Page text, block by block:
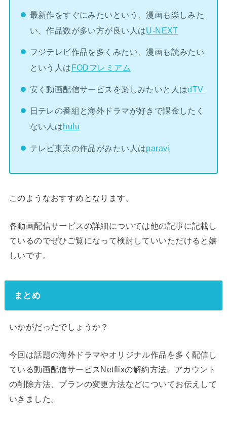
最新作をすぐにみたいという、漫画も楽しみた
い、作品数が多い方が良い人はU-NEXT
フジテレビ作品を多くみたい、漫画も読みたい
という人はFODプレミアム
安く動画配信サービスを楽しみたいと人はdTV
日テレの番組と海外ドラマが好きで課金したく
ない人はhulu
テレビ東京の作品がみたい人はparavi
このようなおすすめとなります。
各動画配信サービスの詳細については他の記事に記載し
ているのでぜひご覧になって検討していいただけると嬉
しいです。
まとめ
いかがだったでしょうか？
今回は話題の海外ドラマやオリジナル作品を多く配信し
ている動画配信サービスNetflixの解約方法、アカウント
の削除方法、プランの変更方法などについてお伝えして
いきました。